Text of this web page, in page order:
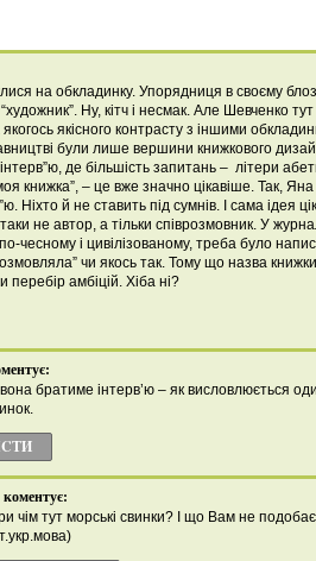
на обкладинку. Упорядниця в своєму
“художник”. Ну, кітч і несмак. Але Шевченко
якісного контрасту з іншими
були лише вершини книжкового
де більшість запитань – літери
книжка”, – це вже значно цікавіше. Так,
Ніхто й не ставить під сумнів. І сама ідея
не автор, а тільки співрозмовник. У
чесному і цивілізованому, треба було
чи якось так. Тому що назва
перебір амбіцій. Хіба ні?
братиме інтерв’ю – як висловлюється
коментує:
чім тут морські свинки? І що Вам не